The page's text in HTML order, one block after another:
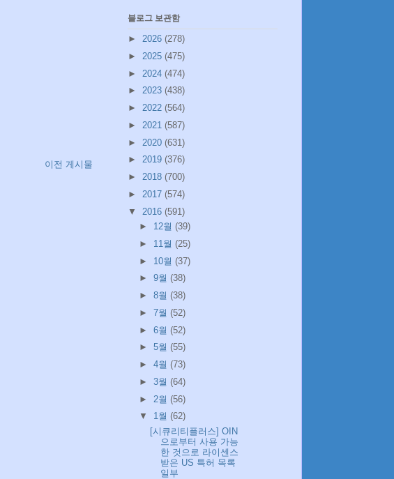
이전 게시물
블로그 보관함
► 2026 (278)
► 2025 (475)
► 2024 (474)
► 2023 (438)
► 2022 (564)
► 2021 (587)
► 2020 (631)
► 2019 (376)
► 2018 (700)
► 2017 (574)
▼ 2016 (591)
► 12월 (39)
► 11월 (25)
► 10월 (37)
► 9월 (38)
► 8월 (38)
► 7월 (52)
► 6월 (52)
► 5월 (55)
► 4월 (73)
► 3월 (64)
► 2월 (56)
▼ 1월 (62)
[시큐리티플러스] OIN
으로부터 사용 가능
한 것으로 라이센스
받은 US 특허 목록
일부